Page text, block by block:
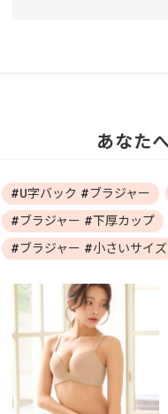
あなた
#U字バック #ブラジャー
#ブラジャー #下厚カップ
#ブラジャー #小さいサイズ